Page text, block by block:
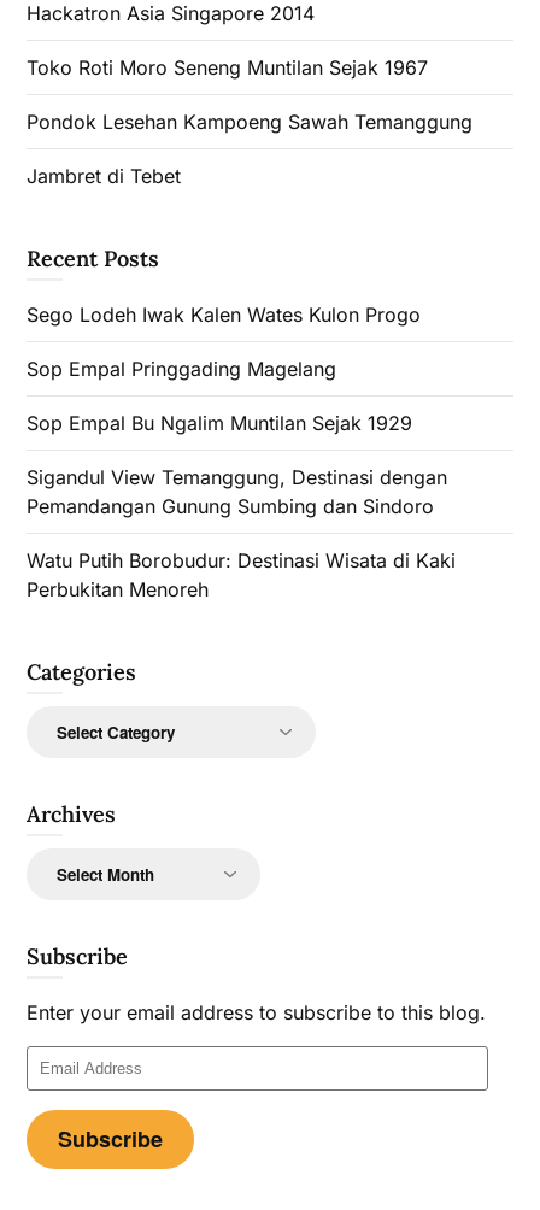
Hackatron Asia Singapore 2014
Toko Roti Moro Seneng Muntilan Sejak 1967
Pondok Lesehan Kampoeng Sawah Temanggung
Jambret di Tebet
Recent Posts
Sego Lodeh Iwak Kalen Wates Kulon Progo
Sop Empal Pringgading Magelang
Sop Empal Bu Ngalim Muntilan Sejak 1929
Sigandul View Temanggung, Destinasi dengan
Pemandangan Gunung Sumbing dan Sindoro
Watu Putih Borobudur: Destinasi Wisata di Kaki
Perbukitan Menoreh
Categories
Archives
Subscribe
Enter your email address to subscribe to this blog.
Email
Address
Subscribe